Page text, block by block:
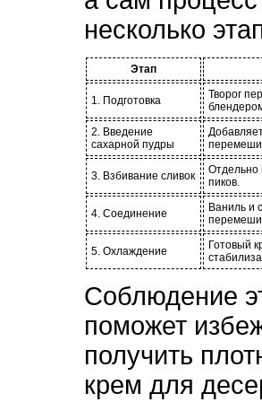
несколько
Этап
1. Подготовка
Творог
2. Введение
сахарной пудры
3. Взбивание сливок
Отдельно
пиков.
4. Соединение
Ваниль и
5. Охлаждение
Готовый
Соблюдение
поможет
получить
крем для